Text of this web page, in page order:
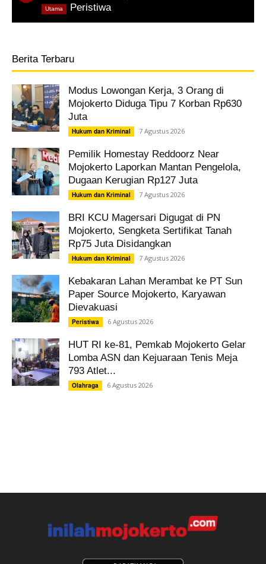
Peristiwa,
Utama
Berita Terbaru
Modus Lowongan Kerja, 3 Orang di
Mojokerto Diduga Tipu 7 Korban Rp630
Juta
Hukum dan Kriminal 7 Agustus 2026
Pemilik Homestay Reddoorz Near
Mojokerto Laporkan Mantan Pengelola,
Dugaan Kerugian Rp127 Juta
Hukum dan Kriminal 7 Agustus 2026
BRI KCU Magersari Digugat di PN
Mojokerto, Sengketa Sertifikat Tanah
Rp75 Juta Disidangkan
Hukum dan Kriminal 7 Agustus 2026
Kebakaran Lahan Merambat ke PT Sun
Paper Source Mojokerto, Karyawan
Dievakuasi
Peristiwa 6 Agustus 2026
HUT RI ke-81, Pemkab Mojokerto Gelar
Lomba ASN dan Kejuaraan Tenis Meja
793 Atlet...
Olahraga 6 Agustus 2026